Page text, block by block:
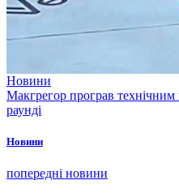
Новини
Макгрегор програв
раунді
Новини
попередні новини